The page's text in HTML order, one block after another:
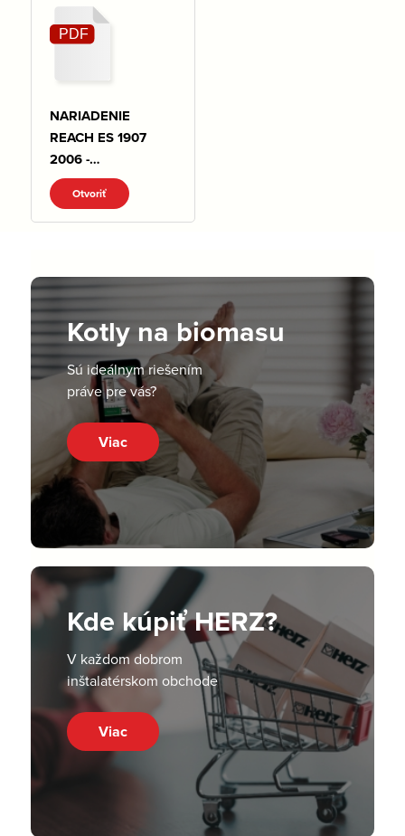
NARIADENIE
REACH ES 1907
2006 -
VYHLASENIE.pdf
Otvoriť
Kotly na biomasu
Sú ideálnym riešením
práve pre vás?
Viac
Kde kúpiť HERZ?
V každom dobrom
inštalatérskom obchode
Viac